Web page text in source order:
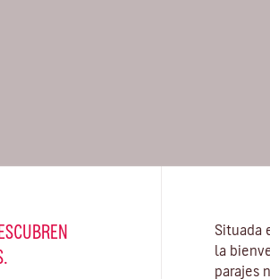
Situada
la
parajes